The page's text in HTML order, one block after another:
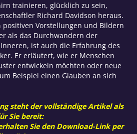
trainieren, glücklich zu sein,
Richard Davidson heraus.
positiven Vorstellungen und Bildern
als das Durchwandern der
ist auch die Erfahrung des
Er erläutert, wie er Menschen
entwickeln möchten oder neue
Beispiel einen Glauben an sich
steht der vollständige Artikel als
Sie bereit:
Sie den Download-Link per